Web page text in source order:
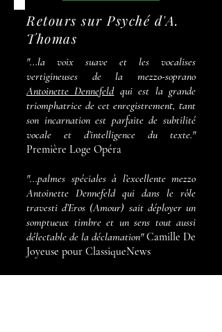
Retours sur Psyché d'A.
Thomas
"...la voix suave et les vocalises
vertigineuses de la mezzo-soprano
Antoinette Dennefeldqui est la grande
triomphatrice de cet enregistrement, tant
son incarnation est parfaite de subtilité
vocale et d’intelligence du texte."
Première Loge Opéra
"...palmes spéciales à l’excellente mezzo
Antoinette Dennefeld qui dans le rôle
travesti d’Eros (Amour) sait déployer un
somptueux timbre et un sens tout aussi
délectable de la déclamation"Camille De
Joyeuse pour ClassiqueNews